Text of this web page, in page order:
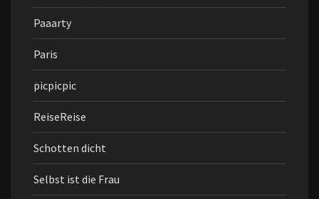
Paaarty
Paris
picpicpic
ReiseReise
Schotten dicht
Selbst ist die Frau